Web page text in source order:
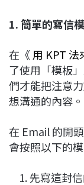
1. 簡單的寫信
在《用 KPT
了使用「模板
們才能把注意
想溝通的內容。
在 Email 的開
會按照以下的
先寫這封